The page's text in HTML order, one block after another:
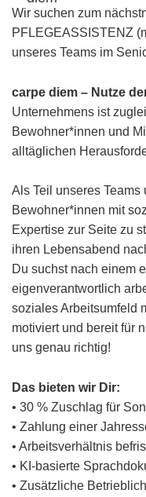
Wir suchen zum
PFLEGEASSISTENZ
unseres Teams im
carpe diem – Nutze
Unternehmens ist
Bewohner*innen und
alltäglichen
Als Teil unseres
Bewohner*innen mit
Expertise zur Seite zu
ihren Lebensabend
Du suchst nach einem
eigenverantwortlich
soziales Arbeitsumfeld
motiviert und bereit für
uns genau richtig!
Das bieten wir Dir:
• 30 % Zuschlag für
• Zahlung einer
• Arbeitsverhältnis
• KI-basierte
• Zusätzliche